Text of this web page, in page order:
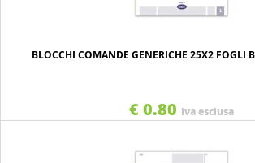
BLOCCHI COMANDE GENERICHE 25X2 FOGLI
€ 0.80 Iva esclusa